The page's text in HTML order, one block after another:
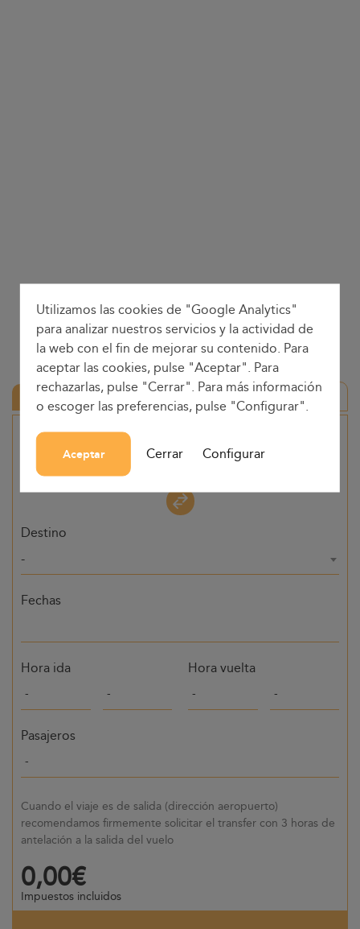
Ida y vuelta
Origen
Destino
-
Fechas
Hora ida Hora vuelta
Pasajeros
Cuando el viaje es de salida (dirección aeropuerto)
recomendamos firmemente solicitar el transfer con 3 horas de
antelación a la salida del vuelo
0,00€
Impuestos incluidos
Utilizamos las cookies de "Google Analytics"
para analizar nuestros servicios y la actividad de
la web con el fin de mejorar su contenido. Para
aceptar las cookies, pulse "Aceptar". Para
rechazarlas, pulse "Cerrar". Para más información
o escoger las preferencias, pulse "Configurar".
Aceptar Cerrar Configurar